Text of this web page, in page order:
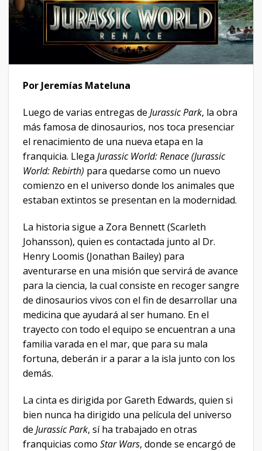
Por Jeremías Mateluna
Luego de varias entregas de Jurassic Park, la obra
más famosa de dinosaurios, nos toca presenciar
el renacimiento de una nueva etapa en la
franquicia. Llega Jurassic World: Renace (Jurassic
World: Rebirth) para quedarse como un nuevo
comienzo en el universo donde los animales que
estaban extintos se presentan en la modernidad.
La historia sigue a Zora Bennett (Scarleth
Johansson), quien es contactada junto al Dr.
Henry Loomis (Jonathan Bailey) para
aventurarse en una misión que servirá de avance
para la ciencia, la cual consiste en recoger sangre
de dinosaurios vivos con el fin de desarrollar una
medicina que ayudará al ser humano. En el
trayecto con todo el equipo se encuentran a una
familia varada en el mar, que para su mala
fortuna, deberán ir a parar a la isla junto con los
demás.
La cinta es dirigida por Gareth Edwards, quien si
bien nunca ha dirigido una película del universo
de Jurassic Park, sí ha trabajado en otras
franquicias como Star Wars, donde se encargó de